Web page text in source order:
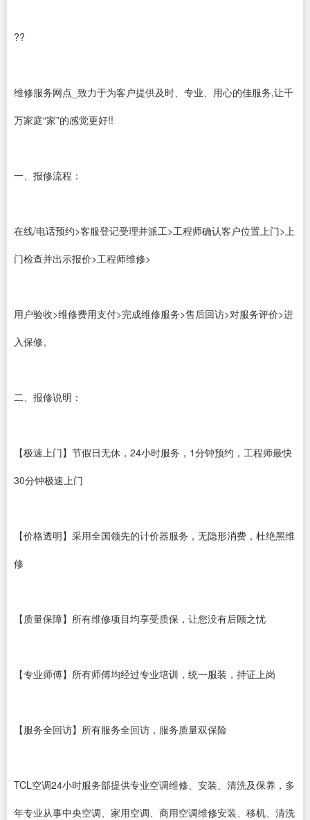
??
维修服务网点_致力于为客户提供及时、专业、用心的佳服务,让千
万家庭“家”的感觉更好!!
一、报修流程：
在线/电话预约>客服登记受理并派工>工程师确认客户位置上门>上
门检查并出示报价>工程师维修>
用户验收>维修费用支付>完成维修服务>售后回访>对服务评价>进
入保修。
二、报修说明：
【极速上门】节假日无休，24小时服务，1分钟预约，工程师最快
30分钟极速上门
【价格透明】采用全国领先的计价器服务，无隐形消费，杜绝黑维
修
【质量保障】所有维修项目均享受质保，让您没有后顾之忧
【专业师傅】所有师傅均经过专业培训，统一服装，持证上岗
【服务全回访】所有服务全回访，服务质量双保险
TCL空调24小时服务部提供专业空调维修、安装、清洗及保养，多
年专业从事中央空调、家用空调、商用空调维修安装、移机、清洗